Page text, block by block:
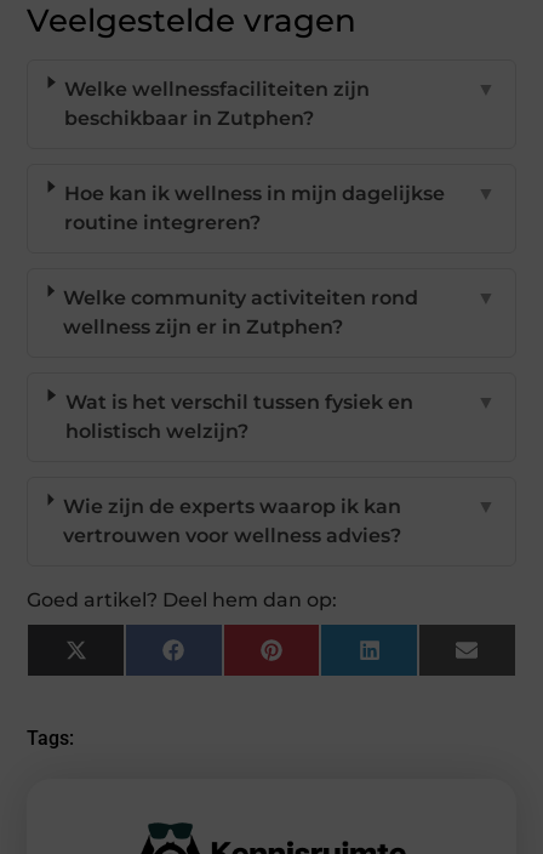
Veelgestelde vragen
Welke wellnessfaciliteiten zijn
beschikbaar in Zutphen?
▼
Hoe kan ik wellness in mijn dagelijkse
routine integreren?
▼
Welke community activiteiten rond
wellness zijn er in Zutphen?
▼
Wat is het verschil tussen fysiek en
holistisch welzijn?
▼
Wie zijn de experts waarop ik kan
vertrouwen voor wellness advies?
▼
Goed artikel? Deel hem dan op:
X
(Twitter)
FacebookPinterestLinkedIn Email
Tags: